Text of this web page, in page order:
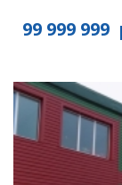
99 999 999